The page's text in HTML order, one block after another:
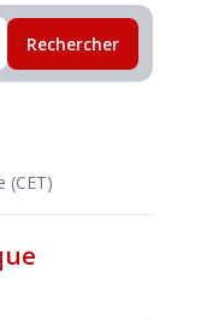
Rechercher
(CET)